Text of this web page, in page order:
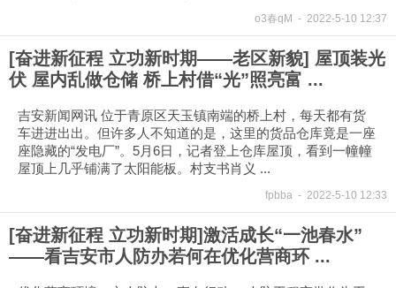
o3春qM - 2022-5-10 12:37
[奋进新征程 立功新时期——老区新貌] 屋顶装光
伏 屋内乱做仓储 桥上村借“光”照亮富 ...
吉安新闻网讯 位于青原区天玉镇南端的桥上村，每天都有货
车进进出出。但许多人不知道的是，这里的货品仓库竟是一座
座隐藏的“发电厂”。5月6日，记者登上仓库屋顶，看到一幢幢
屋顶上几乎铺满了太阳能板。村支书肖义 ...
fpbba - 2022-5-10 12:33
[奋进新征程 立功新时期]激活成长“一池春水”
——看吉安市人防办若何在优化营商环 ...